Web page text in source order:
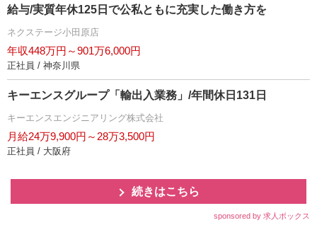
給与/実質年休125日で公私ともに充実した働き方を
ネクステージ小田原店
年収448万円～901万6,000円
正社員 / 神奈川県
キーエンスグループ「輸出入業務」/年間休日131日
キーエンスエンジニアリング株式会社
月給24万9,900円～28万3,500円
正社員 / 大阪府
続きはこちら
sponsored by 求人ボックス